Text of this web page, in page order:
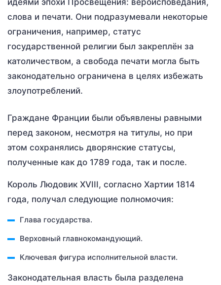
слова и печати. Они подразумевали некоторые
ограничения, например, статус
государственной религии был закреплён за
католичеством, а свобода печати могла быть
законодательно ограничена в целях избежать
злоупотреблений.
Граждане Франции были объявлены равными
перед законом, несмотря на титулы, но при
этом сохранялись дворянские статусы,
полученные как до 1789 года, так и после.
Король Людовик XVIII, согласно Хартии 1814
года, получал следующие полномочия:
Глава государства.
Верховный главнокомандующий.
Ключевая фигура исполнительной власти.
Законодательная власть была разделена